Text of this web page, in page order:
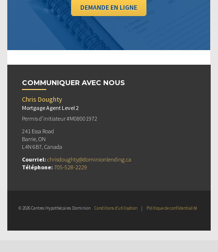
DEMANDE EN LIGNE
COMMUNIQUER AVEC NOUS
Chris Doughty
Mortgage Agent Level 2
Permis d’initiateur #M08001972
241 Essa Road
Barrie, ON
L4N 6B7, Canada
Courriel: chrisdoughty@dominionlending.ca
Téléphone: 705-528-2229
© 2026 Centres Hypothécaires Dominion Conditions d’utilisation | Politique de confidentialité